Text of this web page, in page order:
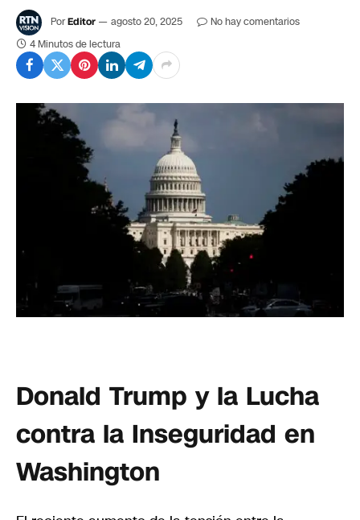
PorEditor agosto 20, 2025
No hay comentarios
4 Minutos de lectura
Donald Trump y la Lucha
contra la Inseguridad en
Washington